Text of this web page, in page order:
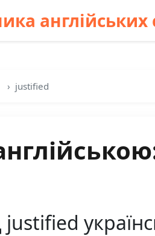
англійських
justified
justified